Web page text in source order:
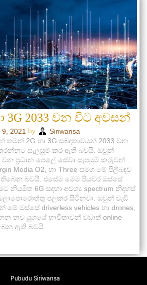
3G 2033 වන විට අවසන්
2021 by
Siriwansa
තමන් 2G හා 3G සබඳතාවයන් 2033 වන
සැලසුම් කර ඇති බවයි. ඔවුන්
ප්‍රධාන පෙලේ සේවා සැපයුම් කරුවන්
Media O2, හා Three සමග මේ පිලිබඳව
බවයි. එසේම මෙම පියවර ඔස්සේ
නියමිත 6G සදහා අවශ්‍ය spectrum නිදහස්
පලකර සිටිනවා. ඔවුන් වැඩි
මේ ඔස්සේ driverless vehicles හා drones,
නව යුගයේ භාවිතාවන් වඩාත් online
ඇති බවයි.
Pubudu Siriwansa